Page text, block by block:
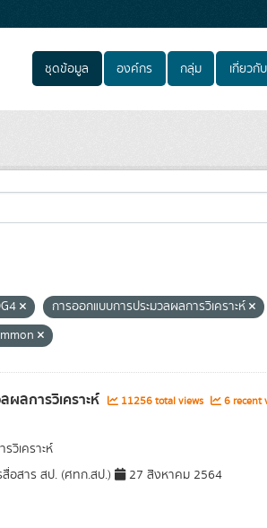
ชุดข้อมูล องค์กร กลุ่ม เกี่ยวกับ
การออกแบบการประมวลผลการวิเคราะห์
ลการวิเคราะห์ 11256 total views 6 recent
วิเคราะห์
สื่อสาร สป. (ศทก.สป.)
27 สิงหาคม 2564